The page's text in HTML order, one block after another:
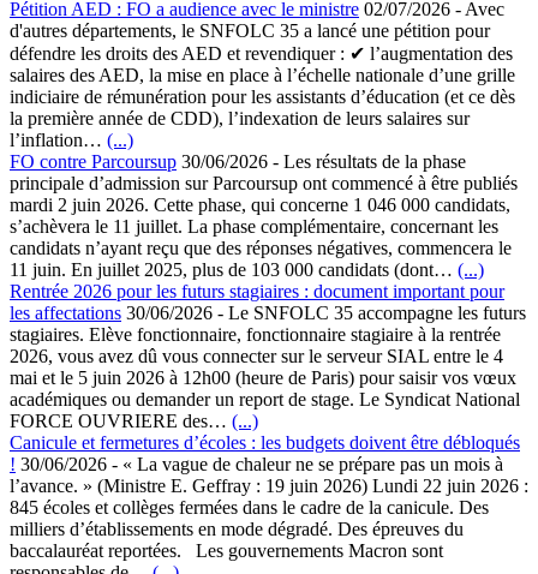
Pétition AED : FO a audience avec le ministre 02/07/2026 - Avec
d'autres départements, le SNFOLC 35 a lancé une pétition pour
défendre les droits des AED et revendiquer : ✔ l’augmentation des
salaires des AED, la mise en place à l’échelle nationale d’une grille
indiciaire de rémunération pour les assistants d’éducation (et ce dès
la première année de CDD), l’indexation de leurs salaires sur
l’inflation… (...)
FO contre Parcoursup 30/06/2026 - Les résultats de la phase
principale d’admission sur Parcoursup ont commencé à être publiés
mardi 2 juin 2026. Cette phase, qui concerne 1 046 000 candidats,
s’achèvera le 11 juillet. La phase complémentaire, concernant les
candidats n’ayant reçu que des réponses négatives, commencera le
11 juin. En juillet 2025, plus de 103 000 candidats (dont… (...)
Rentrée 2026 pour les futurs stagiaires : document important pour
les affectations 30/06/2026 - Le SNFOLC 35 accompagne les futurs
stagiaires. Elève fonctionnaire, fonctionnaire stagiaire à la rentrée
2026, vous avez dû vous connecter sur le serveur SIAL entre le 4
mai et le 5 juin 2026 à 12h00 (heure de Paris) pour saisir vos vœux
académiques ou demander un report de stage. Le Syndicat National
FORCE OUVRIERE des… (...)
Canicule et fermetures d’écoles : les budgets doivent être débloqués
! 30/06/2026 - « La vague de chaleur ne se prépare pas un mois à
l’avance. » (Ministre E. Geffray : 19 juin 2026) Lundi 22 juin 2026 :
845 écoles et collèges fermées dans le cadre de la canicule. Des
milliers d’établissements en mode dégradé. Des épreuves du
baccalauréat reportées. Les gouvernements Macron sont